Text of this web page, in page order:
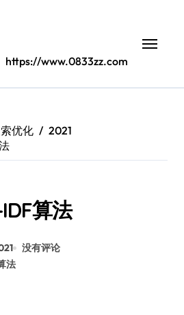
https://www.0833zz.com
优化
2021
算法
没有评论
法